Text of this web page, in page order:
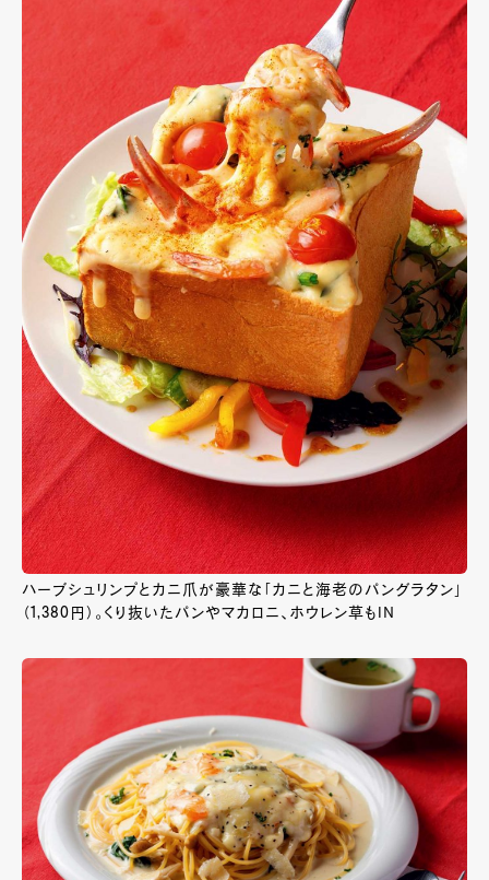
ハーブシュリンプとカニ爪が豪華な「カニと海老のパングラタン」
（1,380円）。くり抜いたパンやマカロニ、ホウレン草もＩＮ